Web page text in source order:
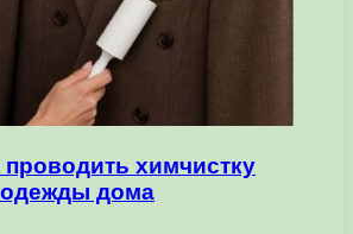
химчистку
дома